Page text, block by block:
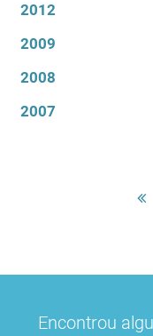
2012
2009
2008
2007
Encontrou